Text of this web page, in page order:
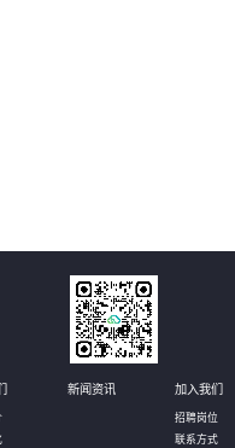
新闻资讯 加入我们
招聘岗位
联系方式